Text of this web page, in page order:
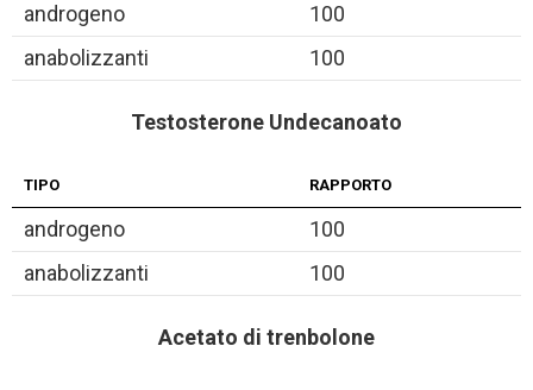
androgeno
100
anabolizzanti
100
Testosterone Undecanoato
TIPO RAPPORTO
androgeno
100
anabolizzanti
100
Acetato di trenbolone